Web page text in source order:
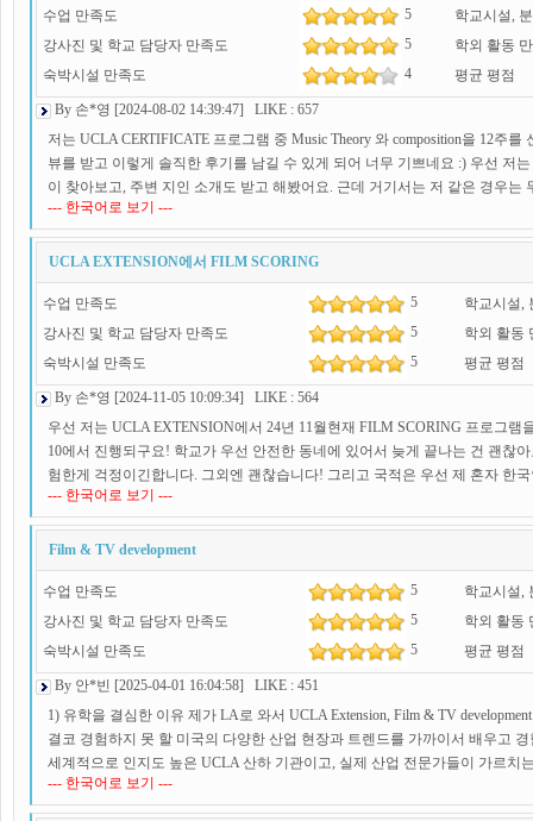
수업 만족도 5
학교시설,
강사진 및 학교 담당자 만족도
5
학외 활동
숙박시설 만족도
4 평균 평점
By 손*영 [2024-08-02 14:39:47] LIKE : 657
저는 UCLA CERTIFICATE 프로그램 중 Music Theory 와 composition을 12주
뷰를 받고 이렇게 솔직한 후기를 남길 수 있게 되어 너무 기쁘네요 :) 우선 저
이 찾아보고, 주변 지인 소개도 받고 해봤어요. 근데 거기서는 저 같은 경우
시거나, 안될 수도 있다는 얘기를 너무 강하게 얘기를 들었었어요. 그러다 여
교에 전문으로 하시는 분 같으셔서 최미선 원장님께 바로 연락드렸습니다.근
는 여기 바로 하게 되었습니다.두서가 길었는데, 정말 비자 준비 하는동안 너
는동안 이렇게 수월하게 잘 진행될 수가 있나하면서 했던 것 같아요. DS160
너무 꼼꼼하게 봐주셨어요. 아! 그리고 오랜 경력과 전문적으로 있으신게 많
쥐어짜는게 아니라 솔직하게 할 수 있도록 도와주셨고, 그 덕에 저는 인터뷰
엄청 열심히 인터뷰 연습 말하기 연습도 했구요.끝나고 원장님께 말씀드리
진심으로 감사드리고, 앞으로 하시는 모든 것이 다 잘되길 바라겠습니다. 감
--- 한국어로 보기 ---
UCLA EXTENSION에서 FILM SCORING
수업 만족도 5
학교시설,
강사진 및 학교 담당자 만족도
5
학외 활동
숙박시설 만족도
5 평균 평점
By 손*영 [2024-11-05 10:09:34] LIKE : 564
우선 저는 UCLA EXTENSION에서 24년 11월현재 FILM SCORING 프로그
10에서 진행되구요! 학교가 우선 안전한 동네에 있어서 늦게 끝나는 건 괜찮
험한게 걱정이긴합니다. 그외엔 괜찮습니다! 그리고 국적은 우선 제 혼자 한
일 비율이 많은 것 같아요. 수업인원은 수업마다 다른데 적은 인원은 8명이고
있는데, 녹음하는게 학교에서 녹음장비가 다 잇어서 해주는 줄 알았는데, 제
좋겠습니다! 저는 몰랐었기때문에, 급하게 친구꺼 빌려서 겨우 녹음했었어
다를 것 같긴한데, 저는 쉬운 수업도 있었고, 도움이 되는 수업도 있었습니다
도움이 안되겠지만, 퀄리티를 신경쓰다보면 실력이 느는 것 같습니다. 또 학
그것도 너무 좋은 것 같고 무엇보다도 학교 캠퍼스가 너무 예뻐서 도서관 갈
OPT나 APPLY를 Master로 다시 할 것 같습니다! ㅎㅎ 감사합니다:)
--- 한국어로 보기 ---
Film & TV development
수업 만족도 5
학교시설,
강사진 및 학교 담당자 만족도
5
학외 활동
숙박시설 만족도
5 평균 평점
By 안*빈 [2025-04-01 16:04:58] LIKE : 451
1) 유학을 결심한 이유 제가 LA로 와서 UCLA Extension, Film & TV
결코 경험하지 못 할 미국의 다양한 산업 현장과 트렌드를 가까이서 배우고
세계적으로 인지도 높은 UCLA 산하 기관이고, 실제 산업 전문가들이 가르치
습니다. 게다가 LA는 문화·엔터테인먼트·테크 등 여러 분야가 결합된 도시
다. 단순히 해외에서 공부한다는 목표를 넘어서, 현지 네트워크를 형성하고
--- 한국어로 보기 ---